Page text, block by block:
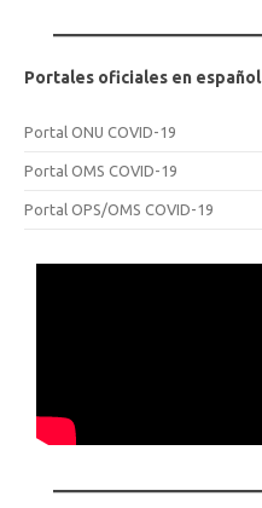
Portales oficiales en español
Portal ONU COVID-19
Portal OMS COVID-19
Portal OPS/OMS COVID-19